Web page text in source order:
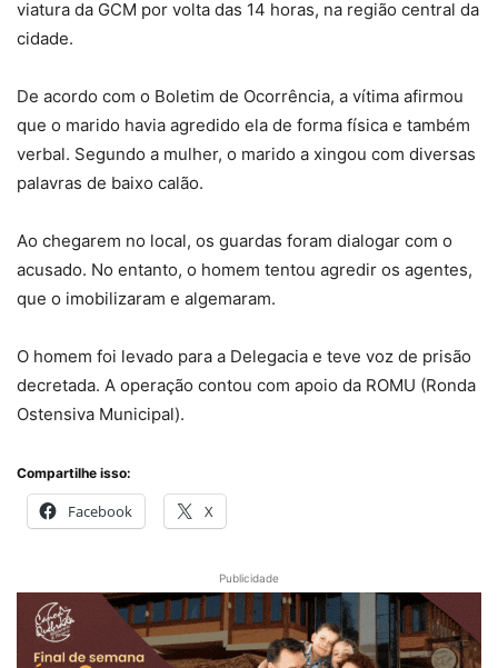
viatura da GCM por volta das 14 horas, na região central da
cidade.
De acordo com o Boletim de Ocorrência, a vítima afirmou
que o marido havia agredido ela de forma física e também
verbal. Segundo a mulher, o marido a xingou com diversas
palavras de baixo calão.
Ao chegarem no local, os guardas foram dialogar com o
acusado. No entanto, o homem tentou agredir os agentes,
que o imobilizaram e algemaram.
O homem foi levado para a Delegacia e teve voz de prisão
decretada. A operação contou com apoio da ROMU (Ronda
Ostensiva Municipal).
Compartilhe isso:
Facebook X
Publicidade